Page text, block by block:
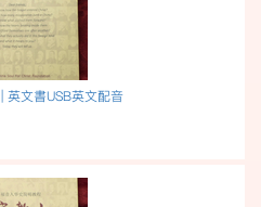
英文書USB英文配音